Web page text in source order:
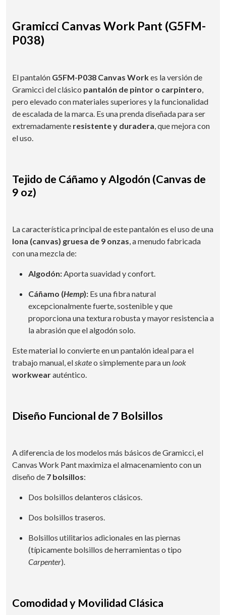
Gramicci Canvas Work Pant (G5FM-
P038)
El pantalón G5FM-P038 Canvas Workes la versión de
Gramicci del clásico pantalón de pintor o carpintero
pero elevado con materiales superiores y la funcionalidad
de escalada de la marca. Es una prenda diseñada para ser
extremadamente resistente y duradera , que mejora con
el uso.
Tejido de Cáñamo y Algodón (Canvas de
9 oz)
La característica principal de este pantalón es el uso de una
lona (canvas) gruesa de 9 onzas , a menudo fabricada
con una mezcla de:
Algodón: Aporta suavidad y confort.
Cáñamo (Hemp): Es una fibra natural
excepcionalmente fuerte, sostenible y que
proporciona una textura robusta y mayor resistencia a
la abrasión que el algodón solo.
Este material lo convierte en un pantalón ideal para el
trabajo manual, el skateo simplemente para un look
workwearauténtico.
Diseño Funcional de 7 Bolsillos
A diferencia de los modelos más básicos de Gramicci, el
Canvas Work Pant maximiza el almacenamiento con un
diseño de 7 bolsillos:
Dos bolsillos delanteros clásicos.
Dos bolsillos traseros.
Bolsillos utilitarios adicionales en las piernas
(típicamente bolsillos de herramientas o tipo
Carpenter).
Comodidad y Movilidad Clásica